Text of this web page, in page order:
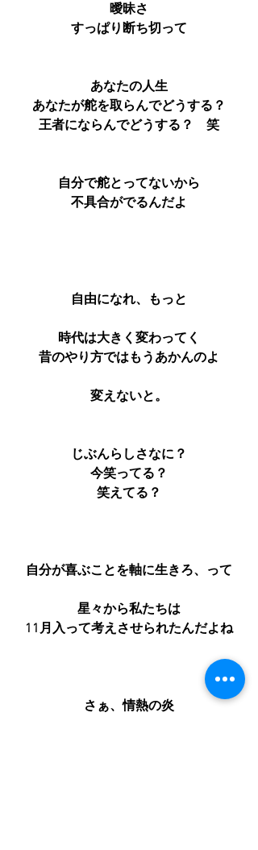
曖昧さ
すっぱり断ち切って
あなたの人生
あなたが舵を取らんでどうする？
王者にならんでどうする？　笑
自分で舵とってないから
不具合がでるんだよ
自由になれ、もっと
時代は大きく変わってく
昔のやり方ではもうあかんのよ
変えないと。
じぶんらしさなに？
今笑ってる？
笑えてる？
自分が喜ぶことを軸に生きろ、って
星々から私たちは
11月入って考えさせられたんだよね
さぁ、情熱の炎